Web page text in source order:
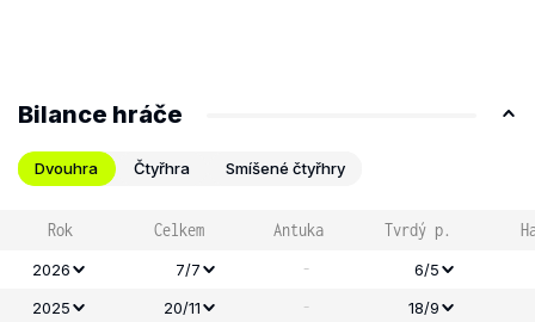
Bilance hráče
Dvouhra Čtyřhra Smíšené čtyřhry
Rok Celkem Antuka Tvrdý p.
2026 7/7 -
6/5
2025
20/11 - 18/9